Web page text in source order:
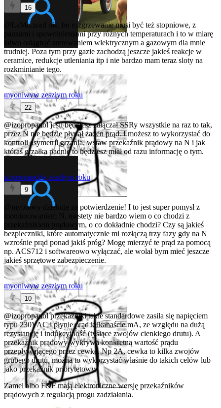
16
@LaMo.zord
nie, bo rozgrzewanie musi być też stopniowe, z
pauzami i spowolnieniami przy różnych temperaturach i to w miarę
łatwo osiągnąć srerowaniem wlektrycznym a gazowym dla mnie
trudniej. Poza tym przy gazie zachodzą jeszcze jakieś reakcje w
ceramice, redukcje utleniania itp i nie bardzo mam teraz sloty na
rozkminianie tego.
myoniwyw zeszłym roku
22
@izopropanoljeśli będziesz załączał SSRy wszystkie na raz to tak,
przez N nie będzie płynął żaden prąd. I możesz to wykorzystać do
kontroli asymetrii grzania, wstaw przekaźnik prądowy na N i jak
któraś grzałka padnie to będziesz miał od razu informację o tym.
izopropanolw zeszłym roku
9
@myoniwy
dziękuję za potwierdzenie! I to jest super pomysł z
monitorowaniem N, niestety nie bardzo wiem o co chodzi z
przekaźnikiem prądowym, o co dokładnie chodzi? Czy są jakieś
bezpieczniki, które automatycznie mi rozłączą trzy fazy gdy na N
wzrośnie prąd ponad jakiś próg? Mogę mierzyć te prąd za pomocą
np. ACS712 i softwareowo wyłączać, ale wolał bym mieć jeszcze
jakieś sprzętowe zabezpieczenie.
myoniwyw zeszłym roku
10
@izopropanolprzekaźniki takie standardowe zasila się napięciem
typu 230VAC i płynie prąd kilkanaście mA, ze względu na dużą
rezystancję i indukcyjność (tysiące zwojów cienkiego drutu). A
przekaźnik prądowy wykrywa konkretną wartość prądu
przepływającego przez cewkę. Np 2A, cewka to kilka zwojów
grubego drutu, można to wykorzystać właśnie do takich celów lub
jako przekaźnik priorytetowy.
Zamel albo F&F mają elektroniczne wersję przekaźników
prądowych z regulacją progu zadziałania.